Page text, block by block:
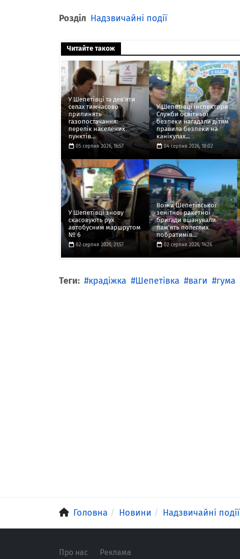
Розділ Надзвичайні події
Читайте також
У Шепетівці та дев'яти
селах тимчасово
припинять
газопостачання:
перелік населених
пунктів...
05 серпня 2026, 16:57
У Шепетівці інспектори
Служби освітньої
безпеки нагадали дітям
правила безпеки на
канікулах...
04 серпня 2026, 18:02
У Шепетівці знову
скасовують рух
автобусним маршрутом
№ 6
02 серпня 2026, 21:57
Воїни Шепетівської
зенітної ракетної
бригади вшанували
пам'ять полеглих
побратимів...
02 серпня 2026, 14:26
Теги: крадіжка Шепетівка ваги гума
Головна Новини Надзвичайні події
Про нас Реклама